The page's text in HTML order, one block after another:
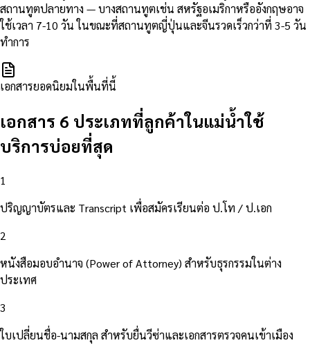
สถานทูตปลายทาง — บางสถานทูตเช่น สหรัฐอเมริกาหรืออังกฤษอาจ
ใช้เวลา 7-10 วัน ในขณะที่สถานทูตญี่ปุ่นและจีนรวดเร็วกว่าที่ 3-5 วัน
ทำการ
เอกสารยอดนิยมในพื้นที่นี้
เอกสาร 6 ประเภทที่ลูกค้าในแม่น้ำใช้
บริการบ่อยที่สุด
1
ปริญญาบัตรและ Transcript เพื่อสมัครเรียนต่อ ป.โท / ป.เอก
2
หนังสือมอบอำนาจ (Power of Attorney) สำหรับธุรกรรมในต่าง
ประเทศ
3
ใบเปลี่ยนชื่อ-นามสกุล สำหรับยื่นวีซ่าและเอกสารตรวจคนเข้าเมือง